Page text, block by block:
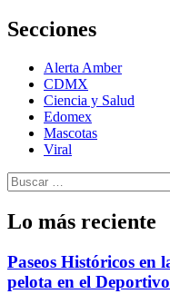
Secciones
Alerta Amber
CDMX
Ciencia y Salud
Edomex
Mascotas
Viral
Buscar:
Lo más reciente
Paseos Históricos en
pelota en el